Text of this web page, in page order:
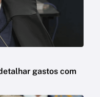
gastos com